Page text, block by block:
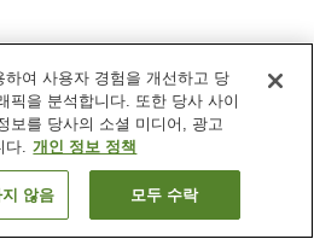
스파 / 미용실
세탁 (유료)
이즈와카마쓰 그린 호텔 아이즈
객실 보기
여 사용자 경험을 개선하고 당
픽을 분석합니다. 또한 당사 사이
보를 당사의 소셜 미디어, 광고
다. 개인 정보 정책
않음 모두 수락